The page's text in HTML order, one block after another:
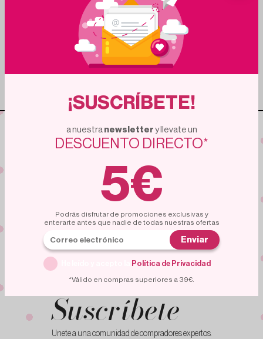
Cif Crema Limón Limpiador Multiusos 750ml
2.50€
CIF
Cif Crema Limpiadora Original 750ml
1.44€
Suscribete a nuestra
NEWSLETTER
eventos y nuevos productos
¡Me apunto!
Suscríbete
Unete a una comunidad de compradores expertos.
¡SUSCRÍBETE!
a nuestra newsletter y llevate un
DESCUENTO DIRECTO*
5€
Podrás disfrutar de promociones exclusivas y
enterarte antes que nadie de todas nuestras ofertas
Enviar
Política de Privacidad
*Válido en compras superiores a 39€.